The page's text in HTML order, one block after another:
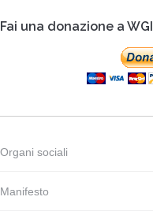
Fai una donazione a WGI
Organi sociali
Manifesto